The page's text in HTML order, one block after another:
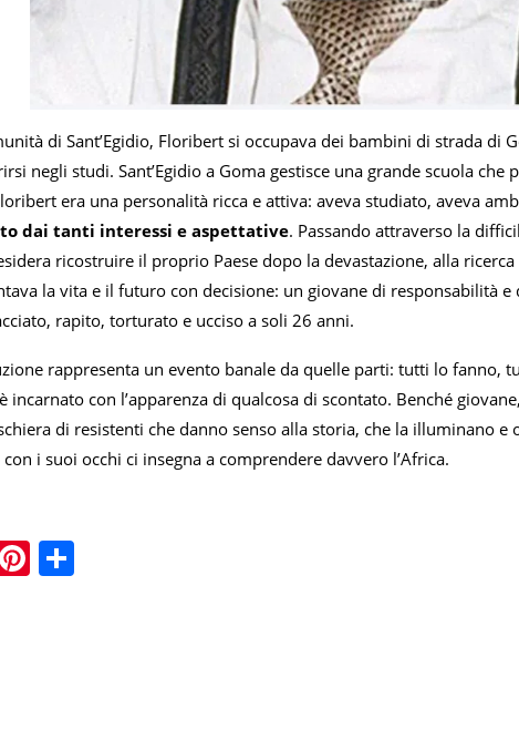
di Sant’Egidio, Floribert si occupava dei bambini di strada di
negli studi. Sant’Egidio a Goma gestisce una grande scuola
era una personalità ricca e attiva: aveva studiato, aveva
dai tanti interessi e aspettative. Passando attraverso la
ricostruire il proprio Paese dopo la devastazione, alla
la vita e il futuro con decisione: un giovane di responsabilità
rapito, torturato e ucciso a soli 26 anni.
rappresenta un evento banale da quelle parti: tutti lo fanno,
incarnato con l’apparenza di qualcosa di scontato. Benché
di resistenti che danno senso alla storia, che la illuminano
i suoi occhi ci insegna a comprendere davvero l’Africa.
Pinterest